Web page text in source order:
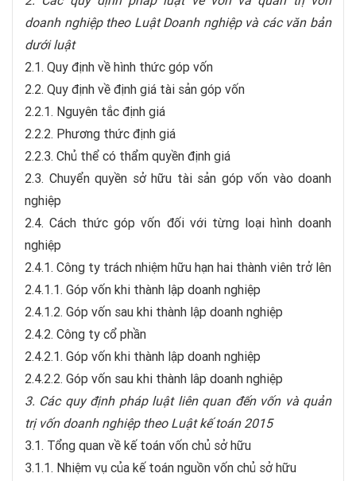
doanh nghiệp theo Luật Doanh nghiệp và các văn bản
dưới luật
2.1. Quy định về hình thức góp vốn
2.2. Quy định về định giá tài sản góp vốn
2.2.1. Nguyên tắc định giá
2.2.2. Phương thức định giá
2.2.3. Chủ thể có thẩm quyền định giá
2.3. Chuyển quyền sở hữu tài sản góp vốn vào doanh
nghiệp
2.4. Cách thức góp vốn đối với từng loại hình doanh
nghiệp
2.4.1. Công ty trách nhiệm hữu hạn hai thành viên trở lên
2.4.1.1. Góp vốn khi thành lập doanh nghiệp
2.4.1.2. Góp vốn sau khi thành lập doanh nghiệp
2.4.2. Công ty cổ phần
2.4.2.1. Góp vốn khi thành lập doanh nghiệp
2.4.2.2. Góp vốn sau khi thành lâp doanh nghiệp
3. Các quy định pháp luật liên quan đến vốn và quản
trị vốn doanh nghiệp theo Luật kế toán 2015
3.1. Tổng quan về kế toán vốn chủ sở hữu
3.1.1. Nhiệm vụ của kế toán nguồn vốn chủ sở hữu